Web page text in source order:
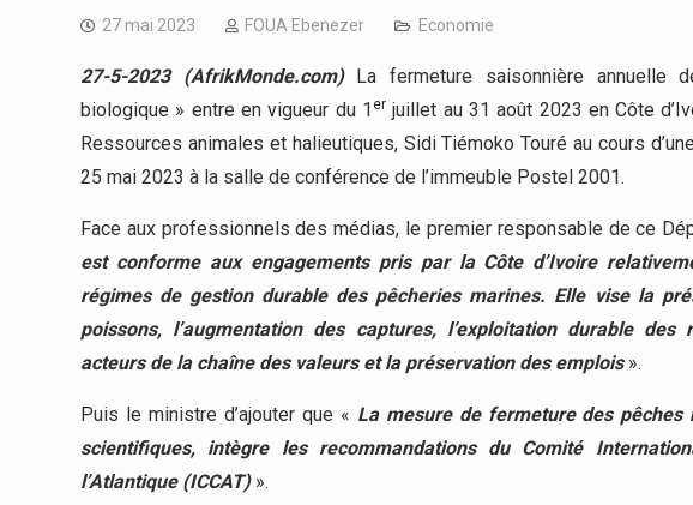
27 mai 2023 FOUA Ebenezer Economie
27-5-2023 (AfrikMonde.com)La fermeture saisonnière annuelle
biologique » entre en vigueur du 1 er juillet au 31 août 2023 en Côte
Ressources animales et halieutiques, Sidi Tiémoko Touré au cours
25 mai 2023 à la salle de conférence de l’immeuble Postel 2001.
Face aux professionnels des médias, le premier responsable de ce
est conforme aux engagements pris par la Côte d’Ivoire
régimes de gestion durable des pêcheries marines. Elle vise la
poissons, l’augmentation des captures, l’exploitation durable
acteurs de la chaîne des valeurs et la préservation des emplois».
Puis le ministre d’ajouter que « La mesure de fermeture des pêches
scientifiques, intègre les recommandations du Comité
l’Atlantique (ICCAT)».